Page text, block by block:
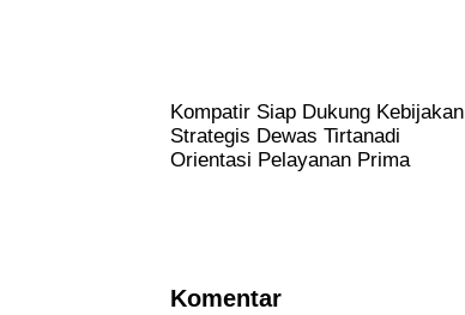
Kompatir Siap Dukung Kebijakan
Strategis Dewas Tirtanadi
Orientasi Pelayanan Prima
Komentar